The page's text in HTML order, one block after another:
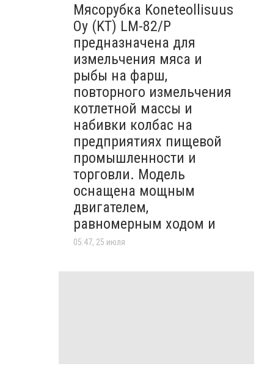
Мясорубка Koneteollisuus
Oy (KT)​ LM-82/P
предназначена для
измельчения мяса и
рыбы на фарш,
повторного измельчения
котлетной массы и
набивки колбас на
предприятиях пищевой
промышленности и
торговли. Модель
оснащена мощным
двигателем,
равномерным ходом и
05:47, 25 июля